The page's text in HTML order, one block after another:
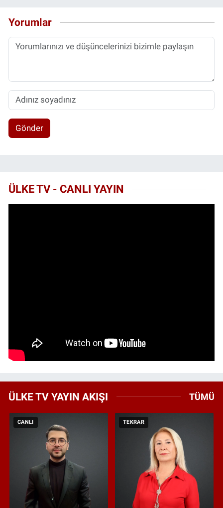
Yorumlar
Gönder
ÜLKE TV - CANLI YAYIN
ÜLKE TV YAYIN AKIŞI TÜMÜ
CANLI TEKRAR